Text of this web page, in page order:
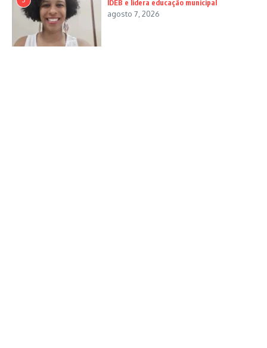
IDEB e lidera educação municipal
agosto 7, 2026